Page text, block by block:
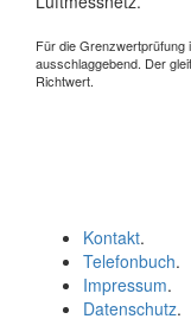
Für die Grenzwertprüfung
ausschlaggebend. Der
Richtwert.
Kontakt.
Telefonbuch.
Impressum.
Datenschutz.